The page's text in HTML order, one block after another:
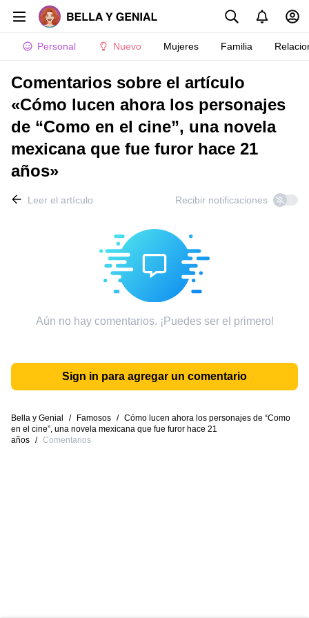
Personal Nuevo Mujeres Familia
Comentarios sobre el artículo
«Cómo lucen ahora los personajes
de “Como en el cine”, una novela
mexicana que fue furor hace 21
años»
Leer el artículo Recibir notificaciones
Aún no hay comentarios. ¡Puedes ser el primero!
Sign in para agregar un comentario
Bella y Genial / Famosos / Cómo lucen ahora los personajes de “Como
en el cine”, una novela mexicana que fue furor hace 21
años / Comentarios